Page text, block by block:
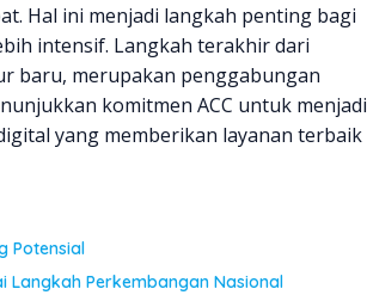
Hal ini menjadi langkah penting bagi
intensif. Langkah terakhir dari
baru, merupakan penggabungan
komitmen ACC untuk menjadi
yang memberikan layanan terbaik
Potensial
Langkah Perkembangan Nasional